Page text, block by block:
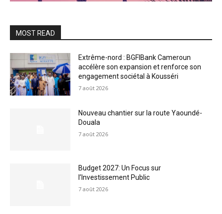
MOST READ
Extrême-nord : BGFIBank Cameroun
accélère son expansion et renforce son
engagement sociétal à Kousséri
7 août 2026
Nouveau chantier sur la route Yaoundé-
Douala
7 août 2026
Budget 2027: Un Focus sur
l’Investissement Public
7 août 2026